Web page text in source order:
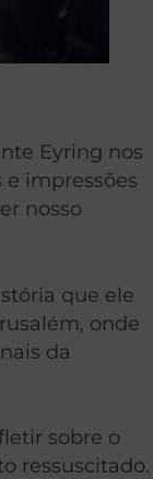
Eyring nos
impressões
nosso
que ele
onde
da
sobre o
ressuscitado.